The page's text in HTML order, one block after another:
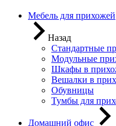
Мебель для прихожей
Назад
Стандартные
Модульные
Шкафы в
Вешалки в
Обувницы
Тумбы для
Домашний офис